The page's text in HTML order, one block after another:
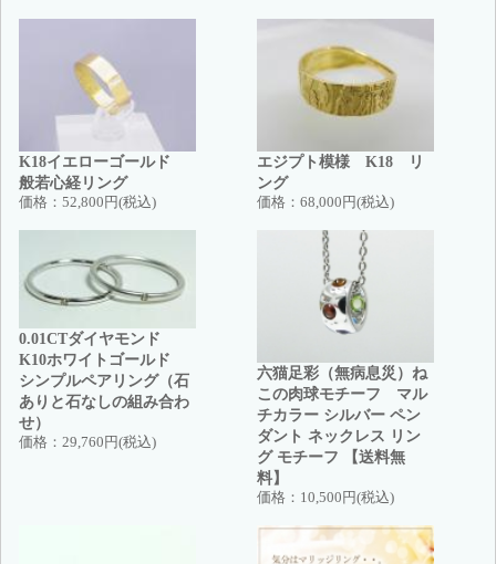
K18イエローゴールド
般若心経リング
価格： 52,800円(税込)
エジプト模様 K18 リ
ング
価格： 68,000円(税込)
0.01CTダイヤモンド
K10ホワイトゴールド
シンプルペアリング（石
ありと石なしの組み合わ
せ）
価格： 29,760円(税込)
六猫足彩（無病息災）ね
この肉球モチーフ マル
チカラー シルバー ペン
ダント ネックレス リン
グ モチーフ 【送料無
料】
価格： 10,500円(税込)